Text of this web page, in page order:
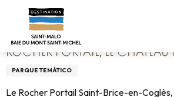
contenu
principal
Home Rocher Portail, le Château des
ROCHER PORTAIL, LE CHÂTEAU
PARQUE TEMÁTICO
Le Rocher Portail Saint-Brice-en-